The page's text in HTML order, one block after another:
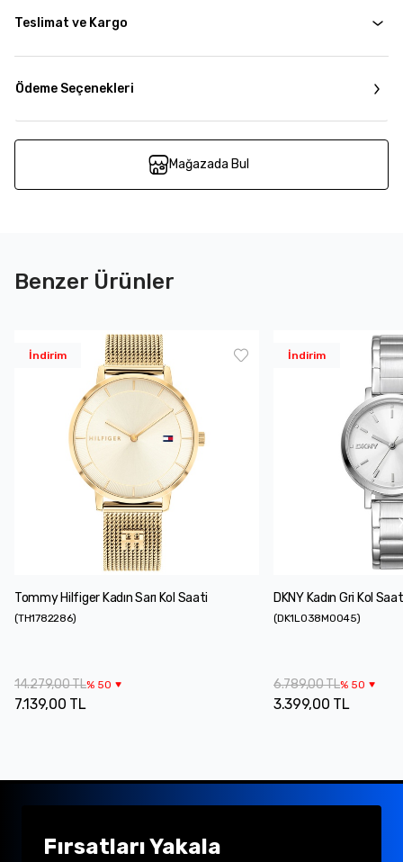
Teslimat ve Kargo
Ödeme Seçenekleri
Mağazada Bul
Benzer Ürünler
İndirim
Tommy Hilfiger Kadın Sarı Kol Saati
(TH1782286)
14.279,00 TL% 50
7.139,00 TL
İndirim
DKNY Kadın Gri Kol
(DK1L038M0045)
6.789,00 TL% 50
3.399,00 TL
Fırsatları Yakala